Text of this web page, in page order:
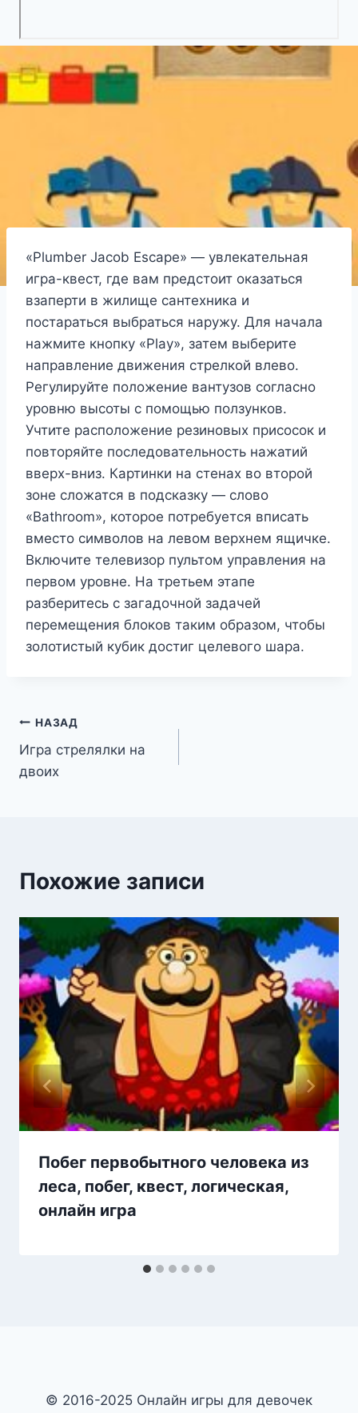
«Plumber Jacob Escape» — увлекательная
игра-квест, где вам предстоит оказаться
взаперти в жилище сантехника и
постараться выбраться наружу. Для начала
нажмите кнопку «Play», затем выберите
направление движения стрелкой влево.
Регулируйте положение вантузов согласно
уровню высоты с помощью ползунков.
Учтите расположение резиновых присосок и
повторяйте последовательность нажатий
вверх-вниз. Картинки на стенах во второй
зоне сложатся в подсказку — слово
«Bathroom», которое потребуется вписать
вместо символов на левом верхнем ящичке.
Включите телевизор пультом управления на
первом уровне. На третьем этапе
разберитесь с загадочной задачей
перемещения блоков таким образом, чтобы
золотистый кубик достиг целевого шара.
Навигация
по
НАЗАД
Игра стрелялки на
двоих
Похожие записи
Побег первобытного человека из
леса, побег, квест, логическая,
онлайн игра
© 2016-2025 Онлайн игры для девочек